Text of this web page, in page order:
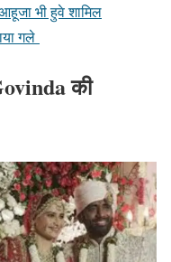
भी हुवे शामिल
गले
की